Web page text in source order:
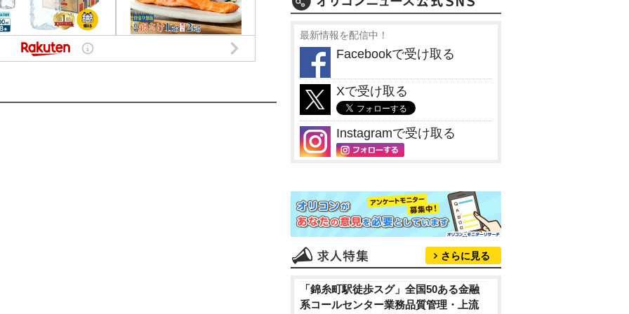
最新情報を配信中！
Facebookで受け取る
Xで受け取る
Instagramで受け取る
さらに見る
「錦糸町駅徒歩スグ」全国50ある金融
系コールセンター業務品質管理・上流